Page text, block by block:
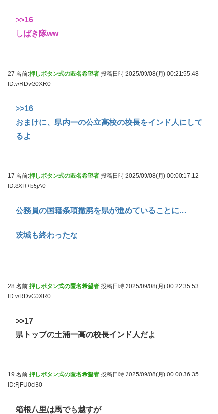
>>16
しばき隊ww
27 名前:押しボタン式の匿名希望者 投稿日時:2025/09/08(月) 00:21:55.48
ID:wRDvG0XR0
>>16
おまけに、県内一の公立高校の校長をインド人にして
るよ
17 名前:押しボタン式の匿名希望者 投稿日時:2025/09/08(月) 00:00:17.12
ID:8XR+b5jA0
公務員の国籍条項撤廃を県が進めていることに…
茨城も終わったな
28 名前:押しボタン式の匿名希望者 投稿日時:2025/09/08(月) 00:22:35.53
ID:wRDvG0XR0
>>17
県トップの土浦一高の校長インド人だよ
19 名前:押しボタン式の匿名希望者 投稿日時:2025/09/08(月) 00:00:36.35
ID:FjFU0ci80
箱根八里は馬でも越すが